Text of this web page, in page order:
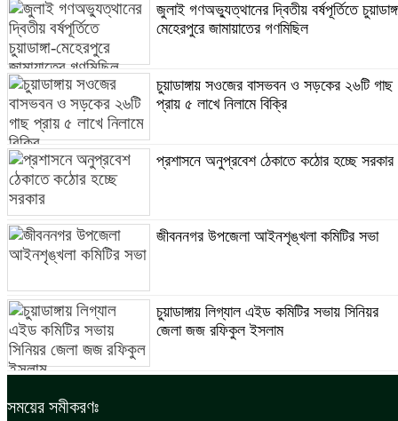
জুলাই গণঅভ্যুত্থানের দ্বিতীয় বর্ষপূর্তিতে
মেহেরপুরে জামায়াতের গণমিছিল
চুয়াডাঙ্গায় সওজের বাসভবন ও সড়কের ২৬টি গাছ
প্রায় ৫ লাখে নিলামে বিক্রি
প্রশাসনে অনুপ্রবেশ ঠেকাতে কঠোর হচ্ছে সরকার
জীবননগর উপজেলা আইনশৃঙ্খলা কমিটির সভা
চুয়াডাঙ্গায় লিগ্যাল এইড কমিটির সভায় সিনিয়র
জেলা জজ রফিকুল ইসলাম
সময়ের সমীকরণঃ